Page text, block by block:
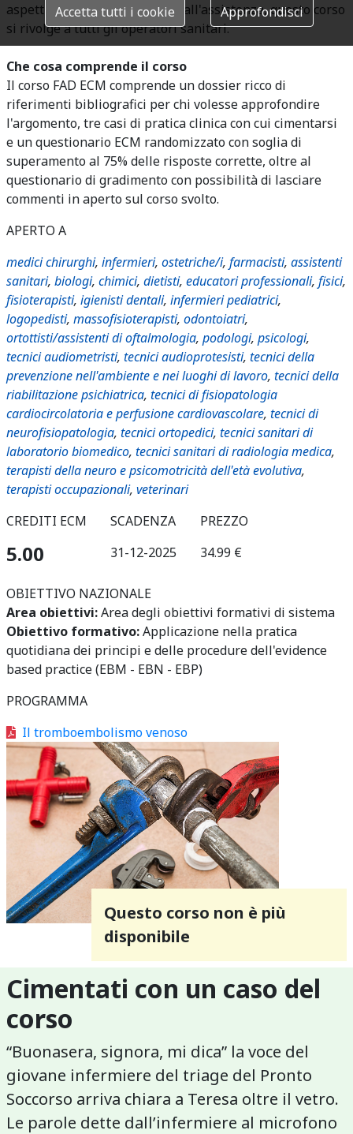
aspetti legati sia alla cura sia all'assistenza, questo corso
si rivolge a tutti gli operatori sanitari.
Che cosa comprende il corso
Il corso FAD ECM comprende un dossier ricco di
riferimenti bibliografici per chi volesse approfondire
l'argomento, tre casi di pratica clinica con cui cimentarsi
e un questionario ECM randomizzato con soglia di
superamento al 75% delle risposte corrette, oltre al
questionario di gradimento con possibilità di lasciare
commenti in aperto sul corso svolto.
APERTO A
medici chirurghi, infermieri, ostetriche/i, farmacisti, assistenti
sanitari, biologi, chimici, dietisti, educatori professionali, fisici,
fisioterapisti, igienisti dentali, infermieri pediatrici,
logopedisti, massofisioterapisti, odontoiatri,
ortottisti/assistenti di oftalmologia, podologi, psicologi,
tecnici audiometristi, tecnici audioprotesisti, tecnici della
prevenzione nell'ambiente e nei luoghi di lavoro, tecnici della
riabilitazione psichiatrica, tecnici di fisiopatologia
cardiocircolatoria e perfusione cardiovascolare, tecnici di
neurofisiopatologia, tecnici ortopedici, tecnici sanitari di
laboratorio biomedico, tecnici sanitari di radiologia medica,
terapisti della neuro e psicomotricità dell'età evolutiva,
terapisti occupazionali, veterinari
CREDITI ECM
5.00
SCADENZA
31-12-2025
PREZZO
34.99 €
OBIETTIVO NAZIONALE
Area obiettivi:Area degli obiettivi formativi di sistema
Obiettivo formativo:Applicazione nella pratica
quotidiana dei principi e delle procedure dell'evidence
based practice (EBM - EBN - EBP)
PROGRAMMA
Il tromboembolismo venoso
Questo corso non è più
disponibile
Cimentati con un caso del
corso
“Buonasera, signora, mi dica” la voce del
giovane infermiere del triage del Pronto
Soccorso arriva chiara a Teresa oltre il vetro.
Le parole dette dall’infermiere al microfono
Accetta tutti i cookie Approfondisci